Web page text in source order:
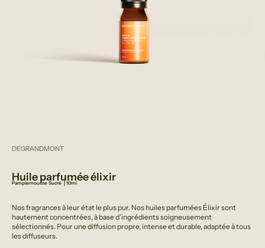
DEGRANDMONT
Huile parfumée élixir
Pamplemousse Sucré ⎟ 10ml
Nos fragrances à leur état le plus pur. Nos huiles parfumées Élixir sont
hautement concentrées, à base d’ingrédients soigneusement
sélectionnés. Pour une diffusion propre, intense et durable, adaptée à tous
les diffuseurs.